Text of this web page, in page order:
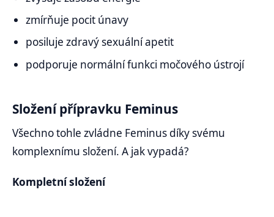
zmírňuje pocit únavy
posiluje zdravý sexuální apetit
podporuje normální funkci močového ústrojí
Složení přípravku Feminus
Všechno tohle zvládne Feminus díky svému
komplexnímu složení. A jak vypadá?
Kompletní složení